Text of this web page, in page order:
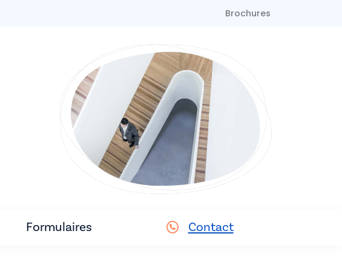
Brochures
Formulaires Contact